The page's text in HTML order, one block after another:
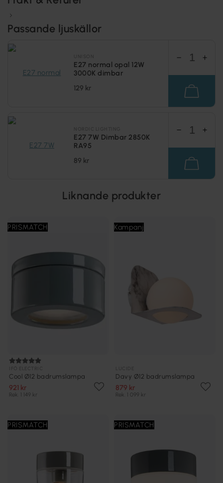
Passande ljuskällor
E27 normal opal 12W
3000K dimbar
129 kr
E27 7W Dimbar 2850K
RA95
89 kr
Liknande produkter
PRISMATCH
Cool Ø12 badrumslampa
921 kr
Rek. 1 149 kr
Kampanj
Davy Ø12 badrumslampa
879 kr
Rek. 1 099 kr
PRISMATCH PRISMATCH